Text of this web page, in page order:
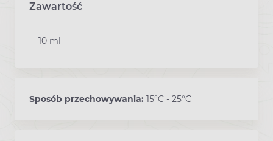
Zawartość
10 ml
Sposób przechowywania: 15°C - 25°C